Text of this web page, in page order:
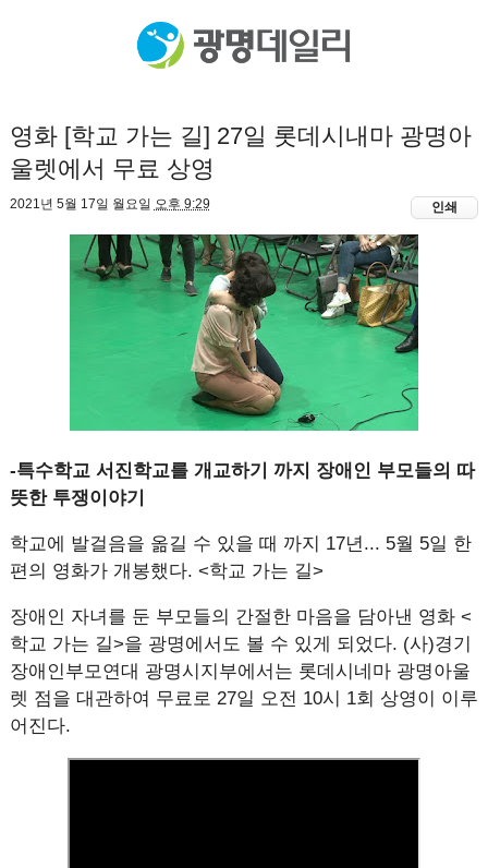
영화 [학교 가는 길] 27일 롯데시내마 광명아
울렛에서 무료 상영
2021년 5월 17일 월요일 오후 9:29 인쇄
-특수학교 서진학교를 개교하기 까지 장애인 부모들의 따
뜻한 투쟁이야기
학교에 발걸음을 옮길 수 있을 때 까지 17년... 5월 5일 한
편의 영화가 개봉했다. <학교 가는 길>
장애인 자녀를 둔 부모들의 간절한 마음을 담아낸 영화 <
학교 가는 길>을 광명에서도 볼 수 있게 되었다. (사)경기
장애인부모연대 광명시지부에서는 롯데시네마 광명아울
렛 점을 대관하여 무료로 27일 오전 10시 1회 상영이 이루
어진다.